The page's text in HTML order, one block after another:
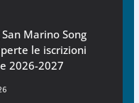
Marino Song
le iscrizioni
2026-2027